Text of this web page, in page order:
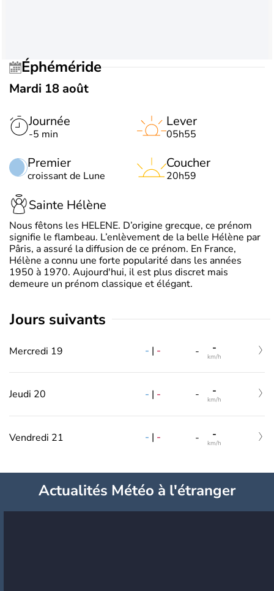
Éphéméride
Mardi 18 août
Journée
-5 min
Premier
croissant de Lune
Lever
05h55
Coucher
20h59
Sainte Hélène
Nous fêtons les HELENE. D’origine grecque, ce prénom
signifie le flambeau. L’enlèvement de la belle Hélène par
Pâris, a assuré la diffusion de ce prénom. En France,
Hélène a connu une forte popularité dans les années
1950 à 1970. Aujourd'hui, il est plus discret mais
demeure un prénom classique et élégant.
jours suivants
Mercredi 19 - | - - -
km/h
Jeudi 20 - | - - -
km/h
Vendredi 21 - | - - -
km/h
Actualités Météo à l'étranger